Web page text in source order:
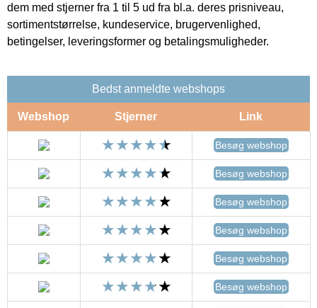
dem med stjerner fra 1 til 5 ud fra bl.a. deres prisniveau,
sortimentstørrelse, kundeservice, brugervenlighed,
betingelser, leveringsformer og betalingsmuligheder.
Bedst anmeldte webshops
Webshop Stjerner Link
Besøg webshop
Besøg webshop
Besøg webshop
Besøg webshop
Besøg webshop
Besøg webshop